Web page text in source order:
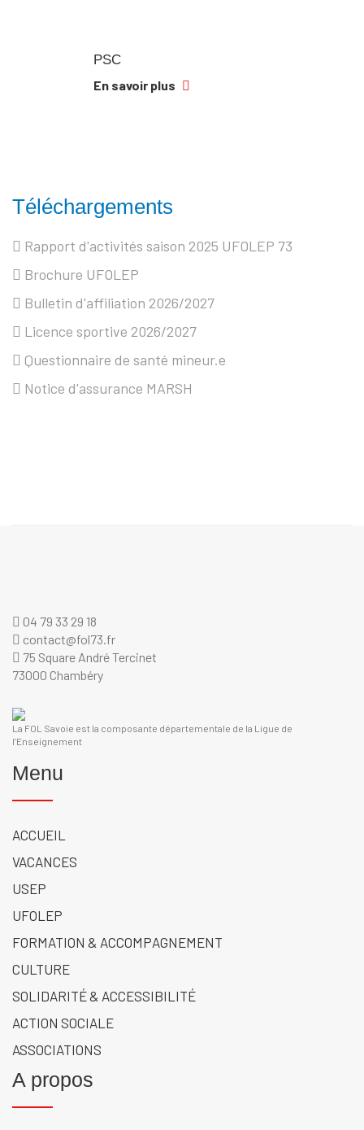
PSC
En savoir plus
Téléchargements
Rapport d'activités saison 2025 UFOLEP 73
Brochure UFOLEP
Bulletin d'affiliation 2026/2027
Licence sportive 2026/2027
Questionnaire de santé mineur.e
Notice d'assurance MARSH
04 79 33 29 18
contact@fol73.fr
75 Square André Tercinet
73000 Chambéry
La FOL Savoie est la composante départementale de la Ligue de
l’Enseignement
Menu
ACCUEIL
VACANCES
USEP
UFOLEP
FORMATION & ACCOMPAGNEMENT
CULTURE
SOLIDARITÉ & ACCESSIBILITÉ
ACTION SOCIALE
ASSOCIATIONS
A propos